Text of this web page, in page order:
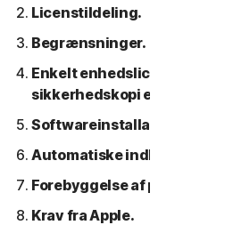
Licenstildeling.
Begrænsninger.
Enkelt enhedslicens; Kun en
sikkerhedskopi er tilladt.
Softwareinstallation.
Automatiske
Forebyggelse af
Krav fra Apple.